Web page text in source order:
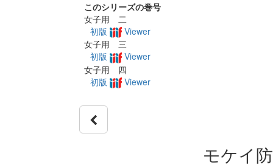
このシリーズの巻号
女子用 二
初版
Viewer
女子用 三
初版
Viewer
女子用 四
初版
Viewer
モケイ